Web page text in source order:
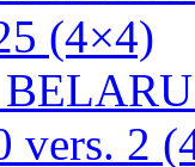
(4×4)
vers. 2